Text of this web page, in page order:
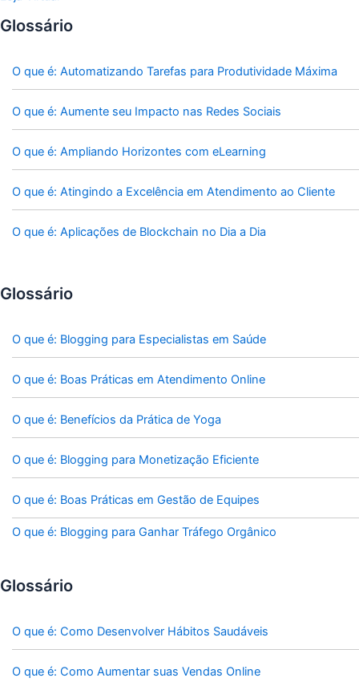
Glossário
O que é: Automatizando Tarefas para Produtividade Máxima
O que é: Aumente seu Impacto nas Redes Sociais
O que é: Ampliando Horizontes com eLearning
O que é: Atingindo a Excelência em Atendimento ao Cliente
O que é: Aplicações de Blockchain no Dia a Dia
Glossário
O que é: Blogging para Especialistas em Saúde
O que é: Boas Práticas em Atendimento Online
O que é: Benefícios da Prática de Yoga
O que é: Blogging para Monetização Eficiente
O que é: Boas Práticas em Gestão de Equipes
O que é: Blogging para Ganhar Tráfego Orgânico
Glossário
O que é: Como Desenvolver Hábitos Saudáveis
O que é: Como Aumentar suas Vendas Online